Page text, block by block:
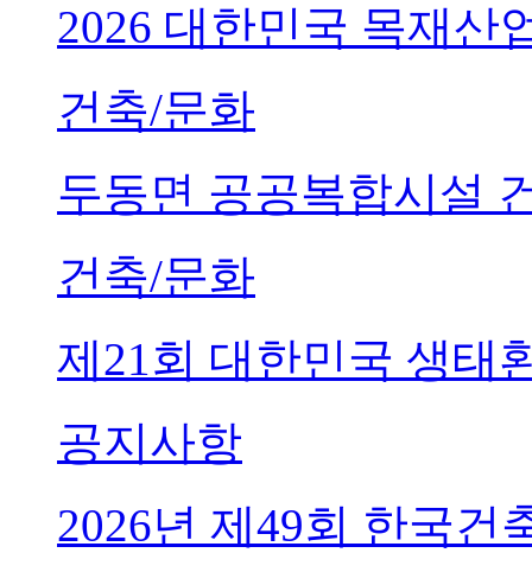
2026 대한민국 목재산
건축/문화
두동면 공공복합시설
건축/문화
제21회 대한민국 생태
공지사항
2026년 제49회 한국건